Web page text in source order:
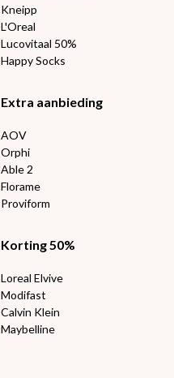
Kneipp
L'Oreal
Lucovitaal 50%
Happy Socks
Extra aanbieding
AOV
Orphi
Able 2
Florame
Proviform
Korting 50%
Loreal Elvive
Modifast
Calvin Klein
Maybelline